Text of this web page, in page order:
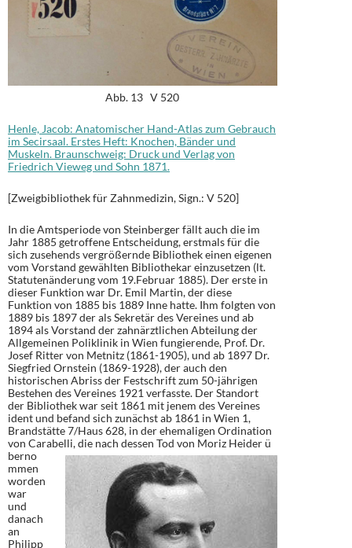
Abb. 13 V 520
Henle, Jacob: Anatomischer Hand-Atlas zum Gebrauch
im Secirsaal. Erstes Heft: Knochen, Bänder und
Muskeln. Braunschweig: Druck und Verlag von
Friedrich Vieweg und Sohn 1871.
[Zweigbibliothek für Zahnmedizin, Sign.: V 520]
In die Amtsperiode von Steinberger fällt auch die im
Jahr 1885 getroffene Entscheidung, erstmals für die
sich zusehends vergrößernde Bibliothek einen eigenen
vom Vorstand gewählten Bibliothekar einzusetzen (lt.
Statutenänderung vom 19.Februar 1885). Der erste in
dieser Funktion war Dr. Emil Martin, der diese
Funktion von 1885 bis 1889 Inne hatte. Ihm folgten von
1889 bis 1897 der als Sekretär des Vereines und ab
1894 als Vorstand der zahnärztlichen Abteilung der
Allgemeinen Poliklinik in Wien fungierende, Prof. Dr.
Josef Ritter von Metnitz (1861-1905), und ab 1897 Dr.
Siegfried Ornstein (1869-1928), der auch den
historischen Abriss der Festschrift zum 50-jährigen
Bestehen des Vereines 1921 verfasste. Der Standort
der Bibliothek war seit 1861 mit jenem des Vereines
ident und befand sich zunächst ab 1861 in Wien 1,
Brandstätte 7/Haus 628, in der ehemaligen Ordination
von Carabelli, die nach dessen Tod von Moriz Heider ü
berno
mmen
worden
war
und
danach
an
Philipp